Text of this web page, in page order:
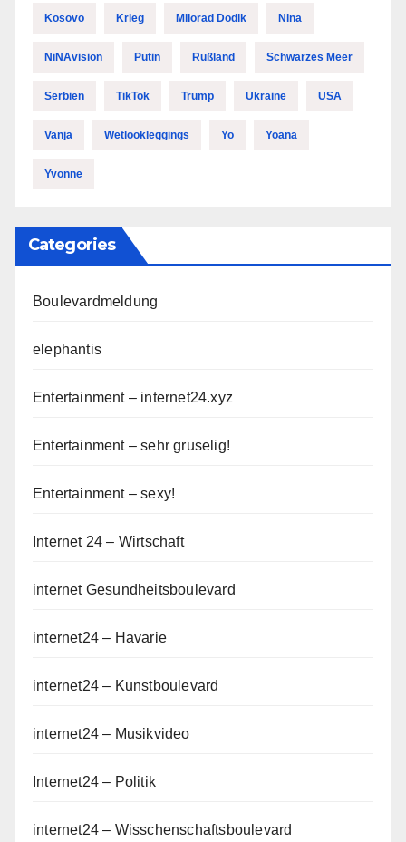
Kosovo Krieg Milorad Dodik Nina
NiNAvision Putin Rußland Schwarzes Meer
Serbien TikTok Trump Ukraine USA
Vanja Wetlookleggings Yo Yoana
Yvonne
Categories
Boulevardmeldung
elephantis
Entertainment – internet24.xyz
Entertainment – sehr gruselig!
Entertainment – sexy!
Internet 24 – Wirtschaft
internet Gesundheitsboulevard
internet24 – Havarie
internet24 – Kunstboulevard
internet24 – Musikvideo
Internet24 – Politik
internet24 – Wisschenschaftsboulevard